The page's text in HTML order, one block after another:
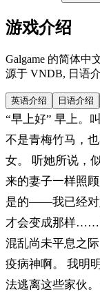
游戏介绍
Galgame 的简体中
源于 VNDB, 日语
英语介绍 日语介绍
“早上好” 早上。
不是青梅竹马，
女。 听她所说，
来的妻子一样照
是的——我已经对
才会变成那样……
混乱尚未平息之
疫病神啊。 我明
法逃离这些家伙